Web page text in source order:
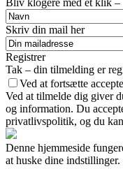
Bliv klogere med et klik –
Skriv din mail her
Registrer
Tak – din tilmelding er
Ved at fortsætte
Ved at tilmelde dig giver
og information. Du
privatlivspolitik, og du
Denne hjemmeside
at huske dine indstillinger.